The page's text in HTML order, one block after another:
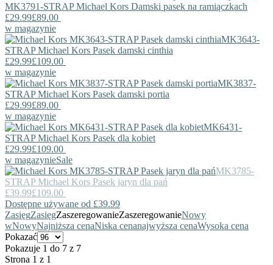
MK3791-STRAPMichael Kors Damski pasek na ramiączkach
£29.99£89.00
w magazynie
MK3643-
STRAPMichael Kors Pasek damski cinthia
£29.99£109.00
w magazynie
MK3837-
STRAPMichael Kors Pasek damski portia
£29.99£89.00
w magazynie
MK6431-
STRAPMichael Kors Pasek dla kobiet
£29.99£109.00
w magazynieSale
MK3785-
STRAP Michael Kors Pasek jaryn dla pań
£39.99£109.00
Dostępne używane od £39.99
ZasięgZasięgZaszeregowanieZaszeregowanieNowy
wNowyNajniższa cenaNiska cenanajwyższa cenaWysoka cena
Pokazać
Pokazuje 1 do 7 z 7
Strona 1 z 1